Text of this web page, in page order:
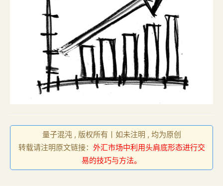
量子混沌 , 版权所有丨如未注明 , 均为原创
转载请注明原文链接： 外汇市场中利用头肩底形态进行交
易的技巧与方法。